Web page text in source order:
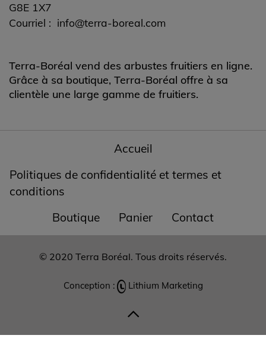
G8E 1X7
Courriel : info@terra-boreal.com
Terra-Boréal vend des arbustes fruitiers en ligne.
Grâce à sa boutique, Terra-Boréal offre à sa
clientèle une large gamme de fruitiers.
Accueil
Politiques de confidentialité et termes et
conditions
Boutique
Panier Contact
© 2020 Terra Boréal. Tous droits réservés.
Conception : Lithium Marketing